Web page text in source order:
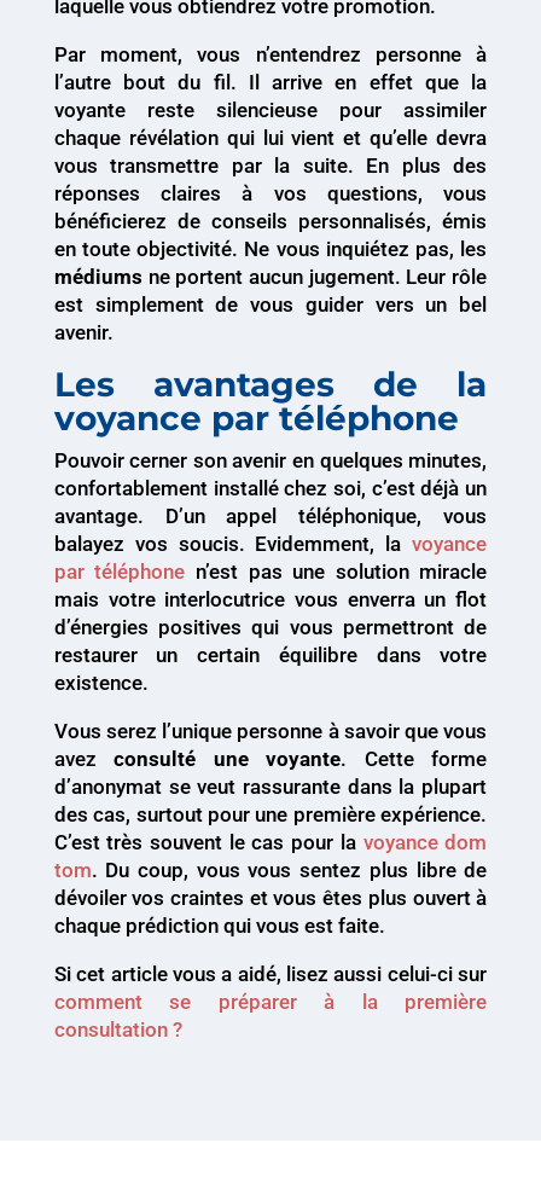
laquelle vous obtiendrez votre promotion.
Par moment, vous n’entendrez personne à
l’autre bout du fil. Il arrive en effet que la
voyante reste silencieuse pour assimiler
chaque révélation qui lui vient et qu’elle devra
vous transmettre par la suite. En plus des
réponses claires à vos questions, vous
bénéficierez de conseils personnalisés, émis
en toute objectivité. Ne vous inquiétez pas, les
médiums ne portent aucun jugement. Leur rôle
est simplement de vous guider vers un bel
avenir.
Les avantages de la
voyance par téléphone
Pouvoir cerner son avenir en quelques minutes,
confortablement installé chez soi, c’est déjà un
avantage. D’un appel téléphonique, vous
balayez vos soucis. Evidemment, lavoyance
par téléphone n’est pas une solution miracle
mais votre interlocutrice vous enverra un flot
d’énergies positives qui vous permettront de
restaurer un certain équilibre dans votre
existence.
Vous serez l’unique personne à savoir que vous
avezconsulté une voyante. Cette forme
d’anonymat se veut rassurante dans la plupart
des cas, surtout pour une première expérience.
C’est très souvent le cas pour la voyance dom
tom. Du coup, vous vous sentez plus libre de
dévoiler vos craintes et vous êtes plus ouvert à
chaque prédiction qui vous est faite.
Si cet article vous a aidé, lisez aussi celui-ci sur
comment se préparer à la première
consultation ?